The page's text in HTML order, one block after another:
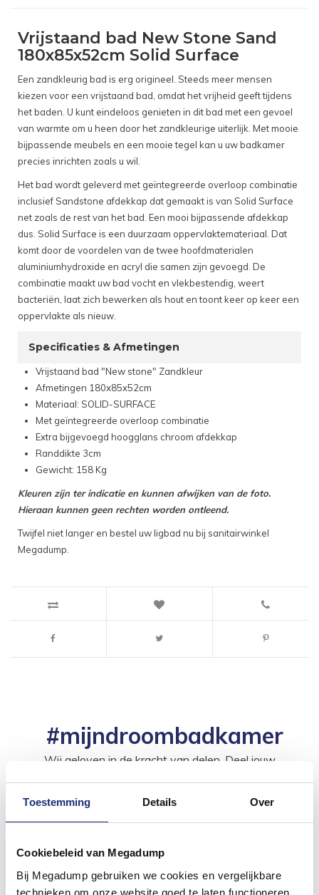
Toestemming Details Over
Cookiebeleid van Megadump
Bij Megadump gebruiken we cookies en vergelijkbare
technieken om onze website goed te laten functioneren,
Vrijstaand bad New Stone Sand
180x85x52cm Solid Surface
Een zandkleurig bad is erg origineel. Steeds meer mensen
kiezen voor een vrijstaand bad, omdat het vrijheid geeft tijdens
het baden. U kunt eindeloos genieten in dit bad met een gevoel
van warmte om u heen door het zandkleurige uiterlijk. Met mooie
bijpassende meubels en een mooie tegel kan u uw badkamer
precies inrichten zoals u wil.
Het bad wordt geleverd met geïntegreerde overloop combinatie
inclusief Sandstone afdekkap dat gemaakt is van Solid Surface
net zoals de rest van het bad. Een mooi bijpassende afdekkap
dus. Solid Surface is een duurzaam oppervlaktemateriaal. Dat
komt door de voordelen van de twee hoofdmaterialen
aluminiumhydroxide en acryl die samen zijn gevoegd. De
combinatie maakt uw bad vocht en vlekbestendig, weert
bacteriën, laat zich bewerken als hout en toont keer op keer een
oppervlakte als nieuw.
Specificaties & Afmetingen
Vrijstaand bad "New stone" Zandkleur
Afmetingen 180x85x52cm
Materiaal: SOLID-SURFACE
Met geïntegreerde overloop combinatie
Extra bijgevoegd hoogglans chroom afdekkap
Randdikte 3cm
Gewicht: 158 Kg
Kleuren zijn ter indicatie en kunnen afwijken van de foto.
Hieraan kunnen geen rechten worden ontleend.
Twijfel niet langer en bestel uw ligbad nu bij sanitairwinkel
Megadump.
#mijndroombadkamer
Wij geloven in de kracht van delen. Deel jouw
en tag @megadumpnl. Samen bouwen we een
badkamerstijlen. Doe je mee?